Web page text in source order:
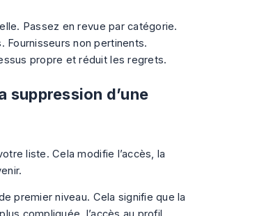
Passez en revue par catégorie.
Fournisseurs non pertinents.
propre et réduit les regrets.
suppression d’une
liste. Cela modifie l’accès, la
premier niveau. Cela signifie que la